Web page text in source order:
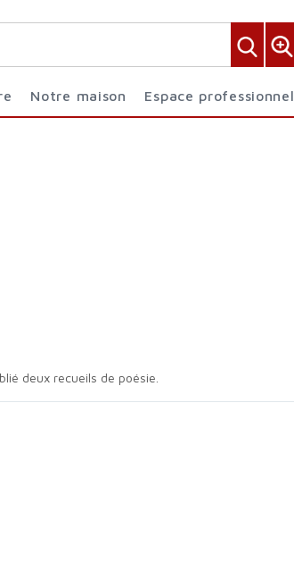
Notre maison Espace professionnel
deux recueils de poésie.